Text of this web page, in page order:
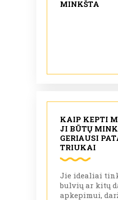
MINKŠTA
KAIP KEPTI
JI BŪTŲ
GERIAUSI
TRIUKAI
Jie idealiai
bulvių ar kitų
apkepimui,